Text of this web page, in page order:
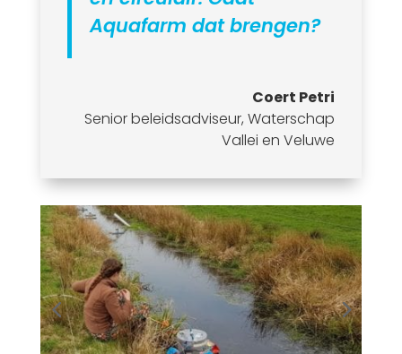
Aquafarm dat brengen?
Coert Petri
Senior beleidsadviseur, Waterschap
Vallei en Veluwe